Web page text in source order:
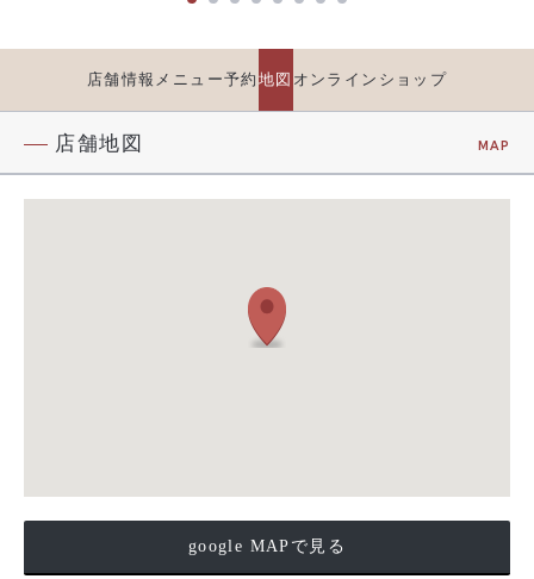
店舗情報 メニュー予約 地図 オンラインショップ
店舗地図 MAP
google MAPで見る